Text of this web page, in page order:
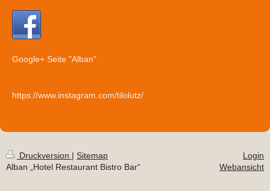
Google+ Seite "Alban"
https://www.instagram.com/tilolutz/
Druckversion | Sitemap
Alban „Hotel Restaurant Bistro Bar“
Login
Webansicht